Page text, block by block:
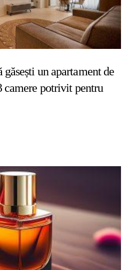
găsești un apartament de
potrivit pentru